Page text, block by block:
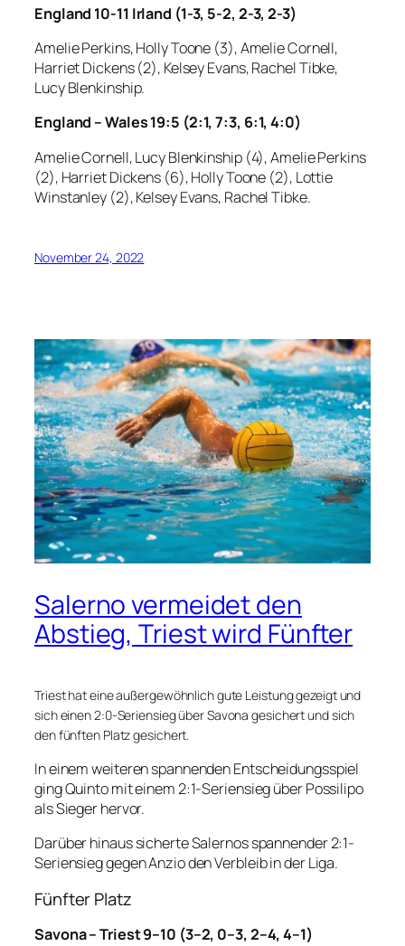
England 10-11 Irland (1-3, 5-2, 2-3, 2-3)
Amelie Perkins, Holly Toone (3), Amelie Cornell,
Harriet Dickens (2), Kelsey Evans, Rachel Tibke,
Lucy Blenkinship.
England – Wales 19:5 (2:1, 7:3, 6:1, 4:0)
Amelie Cornell, Lucy Blenkinship (4), Amelie Perkins
(2), Harriet Dickens (6), Holly Toone (2), Lottie
Winstanley (2), Kelsey Evans, Rachel Tibke.
November 24, 2022
Salerno vermeidet den
Abstieg, Triest wird Fünfter
Triest hat eine außergewöhnlich gute Leistung gezeigt und
sich einen 2:0-Seriensieg über Savona gesichert und sich
den fünften Platz gesichert.
In einem weiteren spannenden Entscheidungsspiel
ging Quinto mit einem 2:1-Seriensieg über Possilipo
als Sieger hervor.
Darüber hinaus sicherte Salernos spannender 2:1-
Seriensieg gegen Anzio den Verbleib in der Liga.
Fünfter Platz
Savona – Triest 9–10 (3–2, 0–3, 2–4, 4–1)